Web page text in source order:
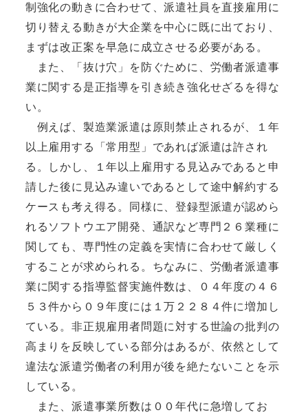
制強化の動きに合わせて、派遣社員を直接雇用に
切り替える動きが大企業を中心に既に出ており、
まずは改正案を早急に成立させる必要がある。
また、「抜け穴」を防ぐために、労働者派遣事
業に関する是正指導を引き続き強化せざるを得な
い。
例えば、製造業派遣は原則禁止されるが、１年
以上雇用する「常用型」であれば派遣は許され
る。しかし、１年以上雇用する見込みであると申
請した後に見込み違いであるとして途中解約する
ケースも考え得る。同様に、登録型派遣が認めら
れるソフトウエア開発、通訳など専門２６業種に
関しても、専門性の定義を実情に合わせて厳しく
することが求められる。ちなみに、労働者派遣事
業に関する指導監督実施件数は、０４年度の４６
５３件から０９年度には１万２２８４件に増加し
ている。非正規雇用者問題に対する世論の批判の
高まりを反映している部分はあるが、依然として
違法な派遣労働者の利用が後を絶たないことを示
している。
また、派遣事業所数は００年代に急増してお